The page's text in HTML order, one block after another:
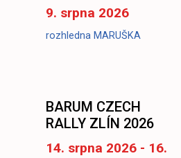
9. srpna 2026
rozhledna MARUŠKA
BARUM CZECH
RALLY ZLÍN 2026
14. srpna 2026 - 16.